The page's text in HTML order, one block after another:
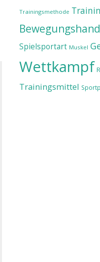
Trainingsmethode
Spielsportart Muskel
Wettkampf
Trainingsmittel